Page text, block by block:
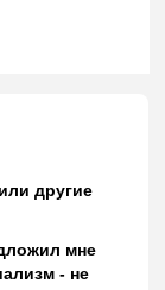
другие
мне
- не